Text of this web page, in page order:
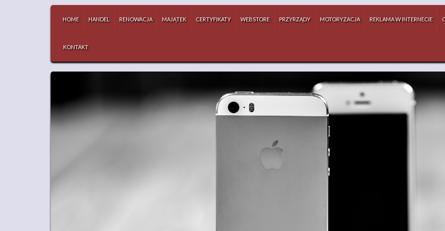
HOME HANDEL RENOWACJA MAJĄTEK CERTYFIKATY WEBSTORE PRZYRZĄDY MOTORYZACJA REKLAMA W INTERNECIE
KONTAKT